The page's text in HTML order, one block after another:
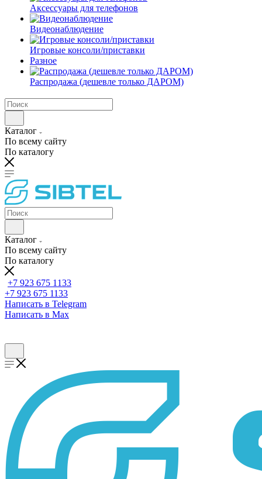
Аксессуары для телефонов
Видеонаблюдение
Игровые консоли/приставки
Разное
Распродажа (дешевле только ДАРОМ)
Каталог
По всему сайту
По каталогу
Каталог
По всему сайту
По каталогу
+7 923 675 1133
+7 923 675 1133
Написать в Telegram
Написать в Max